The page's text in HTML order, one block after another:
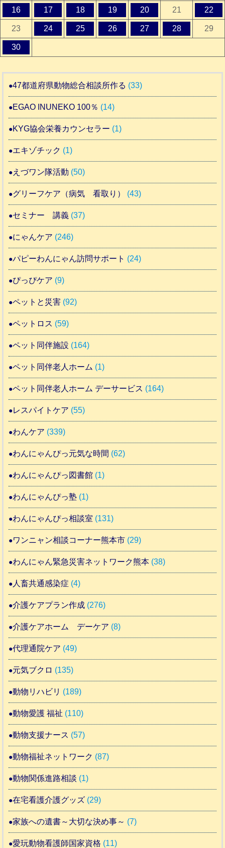
16 17 18 19 20 21 22
23 24 25 26 27 28 29
30
47都道府県動物総合相談所作る (33)
EGAO INUNEKO 100％ (14)
KYG協会栄養カウンセラー (1)
エキゾチック (1)
えづワン隊活動 (50)
グリーフケア（病気 看取り） (43)
セミナー 講義 (37)
にゃんケア (246)
パピーわんにゃん訪問サポート (24)
ぴっぴケア (9)
ペットと災害 (92)
ペットロス (59)
ペット同伴施設 (164)
ペット同伴老人ホーム (1)
ペット同伴老人ホーム デーサービス (164)
レスパイトケア (55)
わんケア (339)
わんにゃんぴっ元気な時間 (62)
わんにゃんぴっ図書館 (1)
わんにゃんぴっ塾 (1)
わんにゃんぴっ相談室 (131)
ワンニャン相談コーナー熊本市 (29)
わんにゃん緊急災害ネットワーク熊本 (38)
人畜共通感染症 (4)
介護ケアプラン作成 (276)
介護ケアホーム デーケア (8)
代理通院ケア (49)
元気ブクロ (135)
動物リハビリ (189)
動物愛護 福祉 (110)
動物支援ナース (57)
動物福祉ネットワーク (87)
動物関係進路相談 (1)
在宅看護介護グッズ (29)
家族への遺書～大切な決め事～ (7)
愛玩動物看護師国家資格 (11)